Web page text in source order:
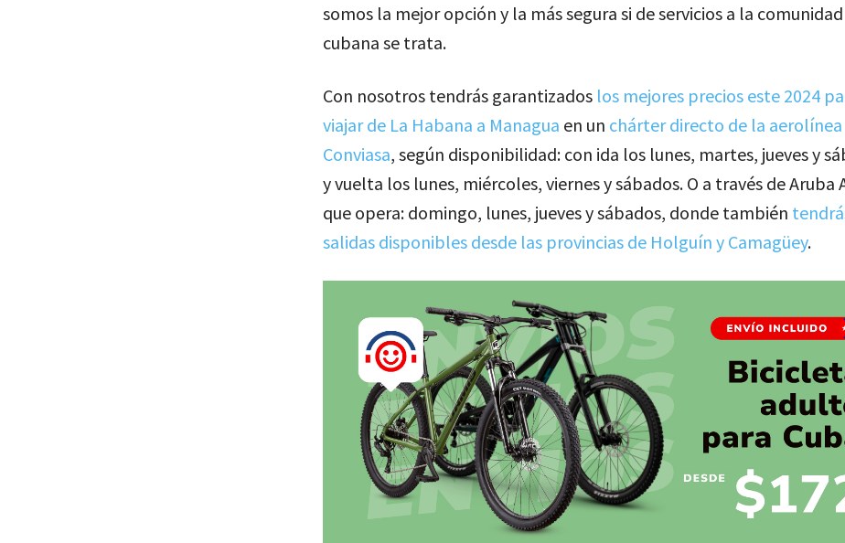
somos la mejor opción y la más segura si de servicios a la comunidad
cubana se trata.
Con nosotros tendrás garantizados los mejores precios este 2024
viajar de La Habana a Managua en un chárter directo de la aerolínea
Conviasa, según disponibilidad: con ida los lunes, martes, jueves y
y vuelta los lunes, miércoles, viernes y sábados. O a través de Aruba
que opera: domingo, lunes, jueves y sábados, donde también
salidas disponibles desde las provincias de Holguín y Camagüey.